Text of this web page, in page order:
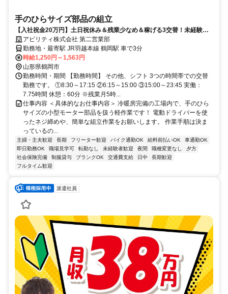
手のひらサイズ部品の組立
【入社祝金20万円】土日祝休み＆残業少なめ＆稼げる3交替！未経験
OK！冷暖房完備！力仕事ほぼなし！
アビリティ株式会社 第二営業部
勤務地・最寄駅 JR羽越本線 鶴岡駅 車で3分
時給1,250円～1,563円
山形県鶴岡市
勤務時間・期間 【勤務時間】 その他、シフト 3つの時間帯での交替
勤務です。 ①8:30～17:15 ②6:15～15:00 ③15:00～23:45 実働：
7.75時間 休憩：60分 ※残業月5時...
仕事内容 ＜具体的なお仕事内容＞ 冷暖房完備の工場内で、手のひら
サイズの小型モーター部品を扱う軽作業です！ 電動ドライバーを使
ったネジ締めや、簡単な組立作業をお願いします。 作業手順は決ま
っているの...
主婦・主夫歓迎 長期 フリーター歓迎 バイク通勤OK 給料前払いOK
車通勤OK
即日勤務OK
職場見学可 転勤なし 未経験者歓迎 夜間 職種変更なし
夕方
社会保険完備
制服貸与 ブランクOK 交通費支給 日中
長期歓迎
フルタイム歓迎
派遣社員